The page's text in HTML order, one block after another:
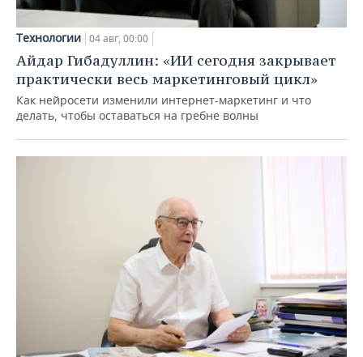
Технологии 04 авг, 00:00
Айдар Гибадуллин: «ИИ сегодня закрывает
практически весь маркетинговый цикл»
Как нейросети изменили интернет-маркетинг и что
делать, чтобы оставаться на гребне волны